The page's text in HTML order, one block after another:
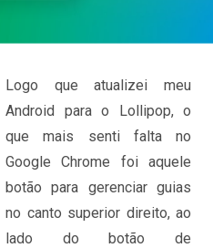
Logo que atualizei meu
Android para o Lollipop, o
que mais senti falta no
Google Chrome foi aquele
botão para gerenciar guias
no canto superior direito, ao
lado do botão de